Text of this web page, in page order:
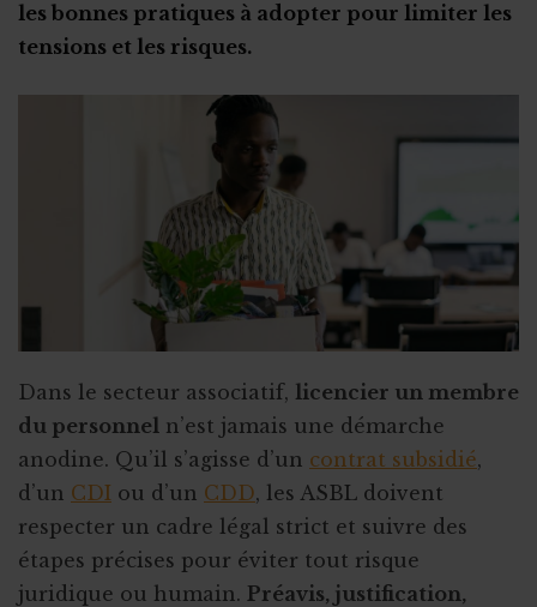
Stage ou travail au noir ?
Stage et assurances
Qu’est-ce qu’un "petit statut" ?
les bonnes pratiques à adopter pour limiter les
tensions et les risques.
Dans le secteur associatif, licencier un membre
du personnel n’est jamais une démarche
anodine. Qu’il s’agisse d’un contrat subsidié,
d’un CDI ou d’un CDD, les ASBL doivent
respecter un cadre légal strict et suivre des
étapes précises pour éviter tout risque
juridique ou humain. Préavis, justification,